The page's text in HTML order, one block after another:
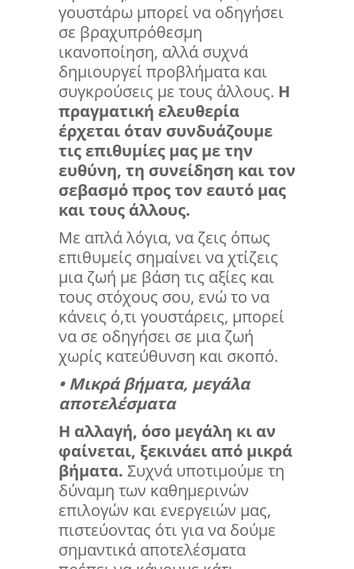
γουστάρω μπορεί να οδηγήσει
σε βραχυπρόθεσμη
ικανοποίηση, αλλά συχνά
δημιουργεί προβλήματα και
συγκρούσεις με τους άλλους. Η
πραγματική ελευθερία
έρχεται όταν συνδυάζουμε
τις επιθυμίες μας με την
ευθύνη, τη συνείδηση και τον
σεβασμό προς τον εαυτό μας
και τους άλλους.
Με απλά λόγια, να ζεις όπως
επιθυμείς σημαίνει να χτίζεις
μια ζωή με βάση τις αξίες και
τους στόχους σου, ενώ το να
κάνεις ό,τι γουστάρεις, μπορεί
να σε οδηγήσει σε μια ζωή
χωρίς κατεύθυνση και σκοπό.
• Μικρά βήματα, μεγάλα
αποτελέσματα
Η αλλαγή, όσο μεγάλη κι αν
φαίνεται, ξεκινάει από μικρά
βήματα. Συχνά υποτιμούμε τη
δύναμη των καθημερινών
επιλογών και ενεργειών μας,
πιστεύοντας ότι για να δούμε
σημαντικά αποτελέσματα